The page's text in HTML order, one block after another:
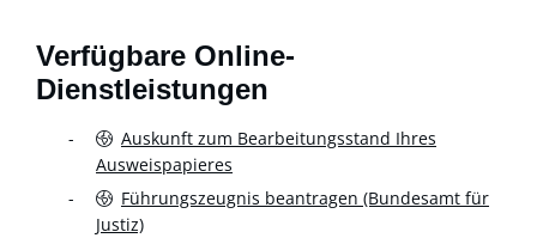
Verfügbare Online-
Dienstleistungen
Auskunft zum Bearbeitungsstand Ihres
Ausweispapieres
Führungszeugnis beantragen (Bundesamt für
Justiz)